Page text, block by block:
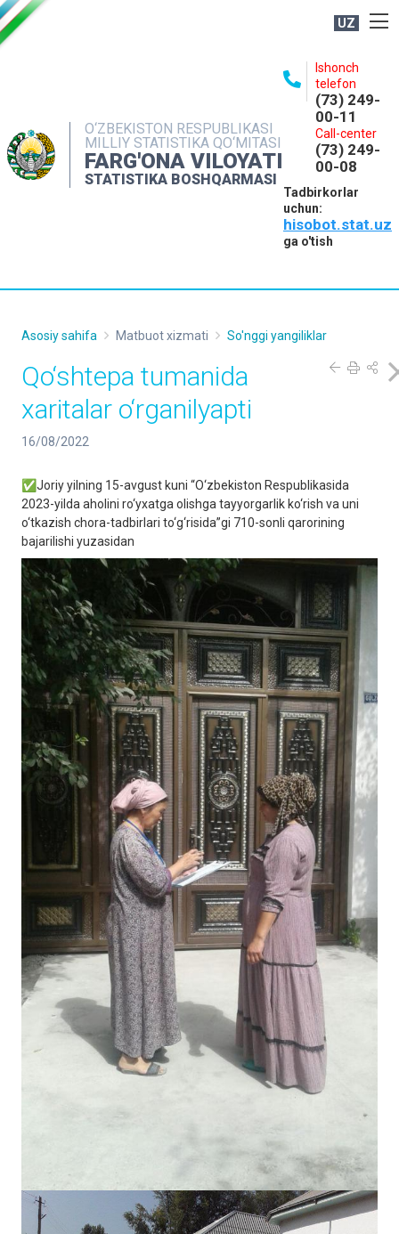
UZ
O‘ZBEKISTON RESPUBLIKASI
MILLIY STATISTIKA QO‘MITASI
FARG'ONA VILOYATI
STATISTIKA BOSHQARMASI
Ishonch
telefon
(73) 249-
00-11
Call-center
(73) 249-
00-08
Tadbirkorlar
uchun:
hisobot.stat.uz
ga o'tish
NASHRLAR
INTERAKTIV XIZMATLAR
MATBUOT XIZMATI
Asosiy sahifa Matbuot xizmati So'nggi yangiliklar
Qo‘shtepa tumanida
xaritalar o‘rganilyapti
16/08/2022
✅Joriy yilning 15-avgust kuni “O‘zbekiston Respublikasida
2023-yilda aholini ro‘yxatga olishga tayyorgarlik ko‘rish va uni
o‘tkazish chora-tadbirlari to‘g‘risida”gi 710-sonli qarorining
bajarilishi yuzasidan